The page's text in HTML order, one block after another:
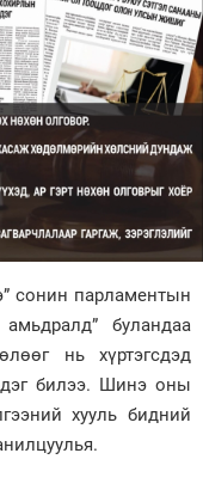
сонин парламентын
буландаа
нь хүртэгсдэд
билээ. Шинэ оны
хууль бидний